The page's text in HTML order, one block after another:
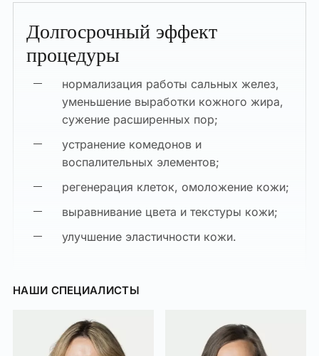
Долгосрочный эффект
процедуры
нормализация работы сальных желез,
уменьшение выработки кожного жира,
сужение расширенных пор;
устранение комедонов и
воспалительных элементов;
регенерация клеток, омоложение кожи;
выравнивание цвета и текстуры кожи;
улучшение эластичности кожи.
НАШИ СПЕЦИАЛИСТЫ